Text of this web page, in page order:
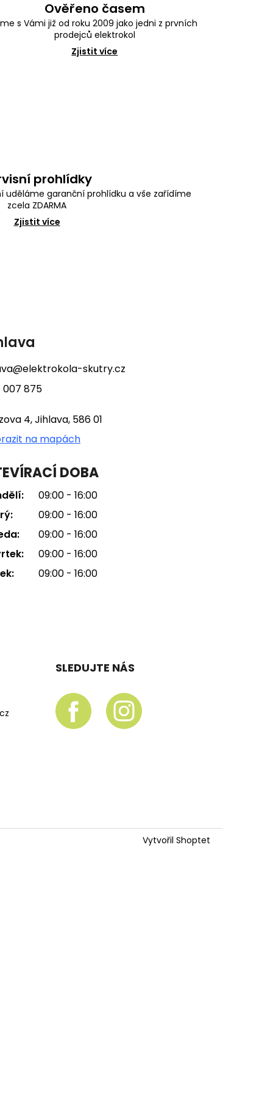
Ověřeno časem
s Vámi již od roku 2009 jako jedni z prvních
prodejců elektrokol
Zjistit více
prohlídky
uděláme garanční prohlídku a vše zařídíme
zcela ZDARMA
Zjistit více
skutry.cz
007 875
4, Jihlava, 586 01
na mapách
DOBA
09:00 - 16:00
09:00 - 16:00
09:00 - 16:00
09:00 - 16:00
09:00 - 16:00
SLEDUJTE NÁS
Vytvořil Shoptet